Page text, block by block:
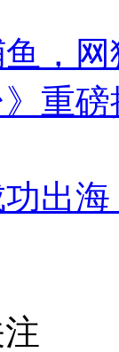
，
》重
出